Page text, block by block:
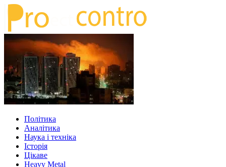
Політика
Аналітика
Наука і техніка
Історія
Цікаве
Heavy Metal